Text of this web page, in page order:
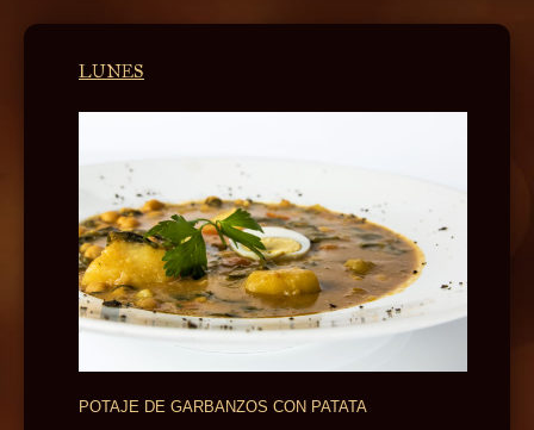
LUNES
POTAJE DE GARBANZOS CON PATATA